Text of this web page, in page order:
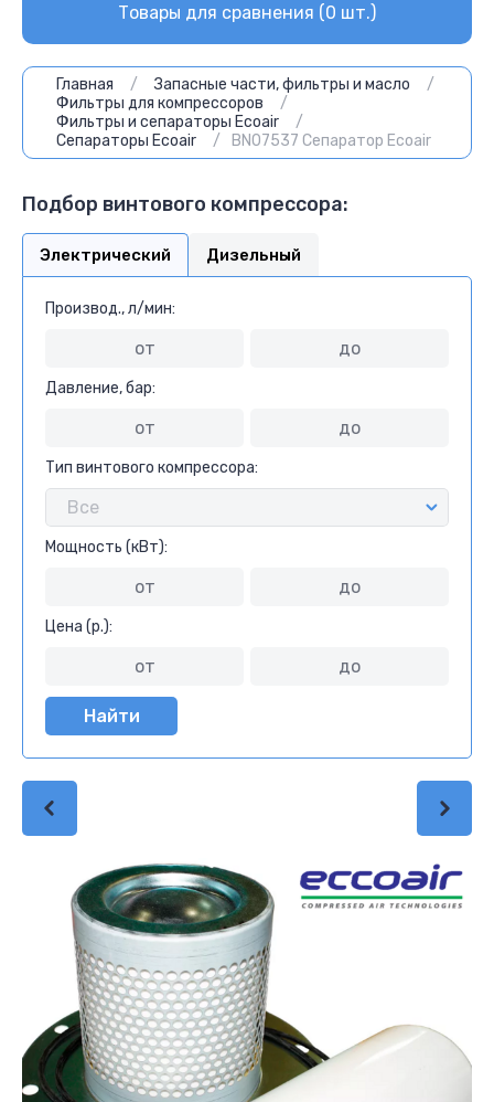
Товары для сравнения (0 шт.)
Главная / Запасные части, фильтры и масло
/
Фильтры для компрессоров
/
Фильтры и сепараторы Ecoair
/
Сепараторы Ecoair
/ BN07537 Сепаратор Ecoair
Подбор винтового компрессора:
Электрический Дизельный
Производ., л/мин:
Давление, бар:
Тип винтового компрессора:
Мощность (кВт):
Цена (р.):
Найти